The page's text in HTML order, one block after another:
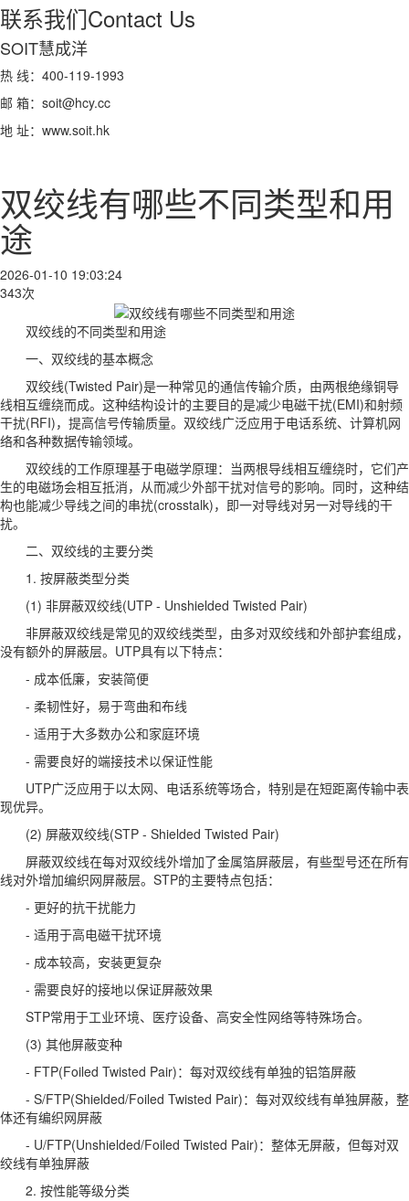
联系我们Contact Us
SOIT慧成洋
热 线：400-119-1993
邮 箱：soit@hcy.cc
地 址：www.soit.hk
双绞线有哪些不同类型和用
途
2026-01-10 19:03:24
343次
双绞线的不同类型和用途
一、双绞线的基本概念
双绞线(Twisted Pair)是一种常见的通信传输介质，由两根绝缘铜导
线相互缠绕而成。这种结构设计的主要目的是减少电磁干扰(EMI)和射频
干扰(RFI)，提高信号传输质量。双绞线广泛应用于电话系统、计算机网
络和各种数据传输领域。
双绞线的工作原理基于电磁学原理：当两根导线相互缠绕时，它们产
生的电磁场会相互抵消，从而减少外部干扰对信号的影响。同时，这种结
构也能减少导线之间的串扰(crosstalk)，即一对导线对另一对导线的干
扰。
二、双绞线的主要分类
1. 按屏蔽类型分类
(1) 非屏蔽双绞线(UTP - Unshielded Twisted Pair)
非屏蔽双绞线是常见的双绞线类型，由多对双绞线和外部护套组成，
没有额外的屏蔽层。UTP具有以下特点：
- 成本低廉，安装简便
- 柔韧性好，易于弯曲和布线
- 适用于大多数办公和家庭环境
- 需要良好的端接技术以保证性能
UTP广泛应用于以太网、电话系统等场合，特别是在短距离传输中表
现优异。
(2) 屏蔽双绞线(STP - Shielded Twisted Pair)
屏蔽双绞线在每对双绞线外增加了金属箔屏蔽层，有些型号还在所有
线对外增加编织网屏蔽层。STP的主要特点包括：
- 更好的抗干扰能力
- 适用于高电磁干扰环境
- 成本较高，安装更复杂
- 需要良好的接地以保证屏蔽效果
STP常用于工业环境、医疗设备、高安全性网络等特殊场合。
(3) 其他屏蔽变种
- FTP(Foiled Twisted Pair)：每对双绞线有单独的铝箔屏蔽
- S/FTP(Shielded/Foiled Twisted Pair)：每对双绞线有单独屏蔽，整
体还有编织网屏蔽
- U/FTP(Unshielded/Foiled Twisted Pair)：整体无屏蔽，但每对双
绞线有单独屏蔽
2. 按性能等级分类